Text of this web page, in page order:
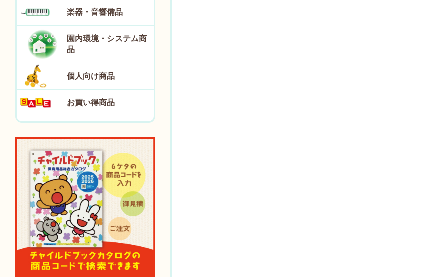
楽器・音響備品
園内環境・システム商
品
個人向け商品
お買い得商品